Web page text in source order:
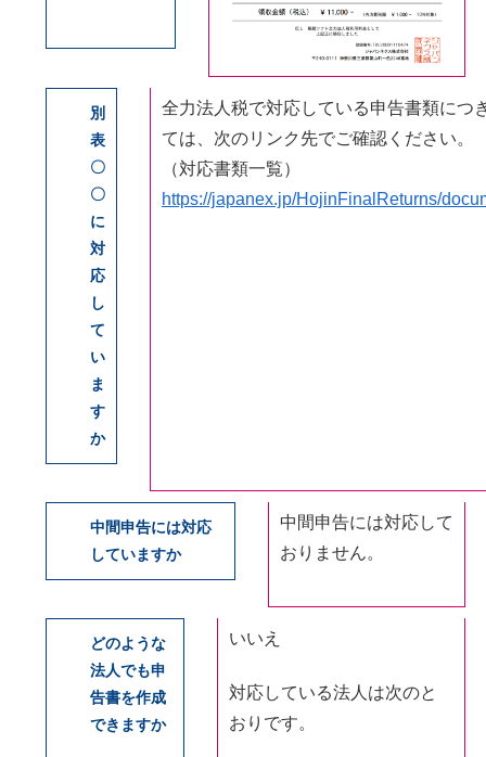
別
表
〇
〇
に
対
応
し
て
い
ま
す
か
全力法人税で対応している申告書類につ
ては、次のリンク先でご確認ください。
（対応書類一覧）
https://japanex.jp/HojinFinalReturns/
中間申告には対応
していますか
中間申告には対応して
おりません。
どのような
法人でも申
告書を作成
できますか
いいえ
対応している法人は次のと
おりです。